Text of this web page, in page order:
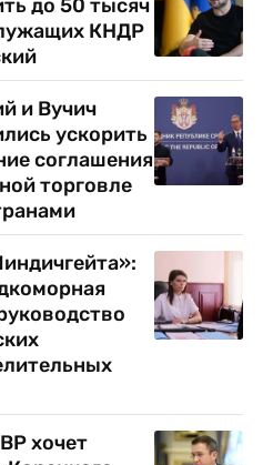
до 50 тысяч
КНДР
и Вучич
ускорить
соглашения
торговле
хочет